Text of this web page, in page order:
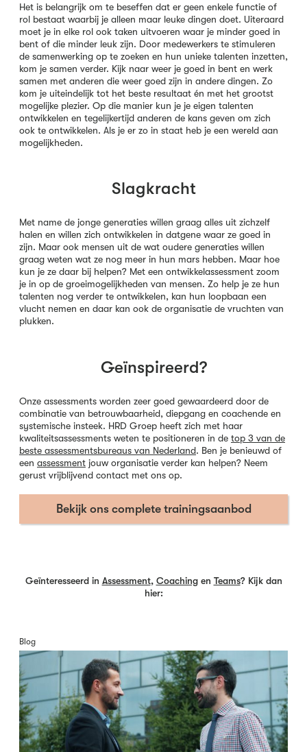
Het is belangrijk om te beseffen dat er geen enkele functie of
rol bestaat waarbij je alleen maar leuke dingen doet. Uiteraard
moet je in elke rol ook taken uitvoeren waar je minder goed in
bent of die minder leuk zijn. Door medewerkers te stimuleren
de samenwerking op te zoeken en hun unieke talenten inzetten,
kom je samen verder. Kijk naar weer je goed in bent en werk
samen met anderen die weer goed zijn in andere dingen. Zo
kom je uiteindelijk tot het beste resultaat én met het grootst
mogelijke plezier. Op die manier kun je je eigen talenten
ontwikkelen en tegelijkertijd anderen de kans geven om zich
ook te ontwikkelen. Als je er zo in staat heb je een wereld aan
mogelijkheden.
Slagkracht
Met name de jonge generaties willen graag alles uit zichzelf
halen en willen zich ontwikkelen in datgene waar ze goed in
zijn. Maar ook mensen uit de wat oudere generaties willen
graag weten wat ze nog meer in hun mars hebben. Maar hoe
kun je ze daar bij helpen? Met een ontwikkelassessment zoom
je in op de groeimogelijkheden van mensen. Zo help je ze hun
talenten nog verder te ontwikkelen, kan hun loopbaan een
vlucht nemen en daar kan ook de organisatie de vruchten van
plukken.
Geïnspireerd?
Onze assessments worden zeer goed gewaardeerd door de
combinatie van betrouwbaarheid, diepgang en coachende en
systemische insteek. HRD Groep heeft zich met haar
kwaliteitsassessments weten te positioneren in de top 3 van de
beste assessmentsbureaus van Nederland. Ben je benieuwd of
een assessment jouw organisatie verder kan helpen? Neem
gerust vrijblijvend contact met ons op.
Bekijk ons complete trainingsaanbod
Geïnteresseerd in Assessment, Coachingen Teams? Kijk dan
hier:
Blog